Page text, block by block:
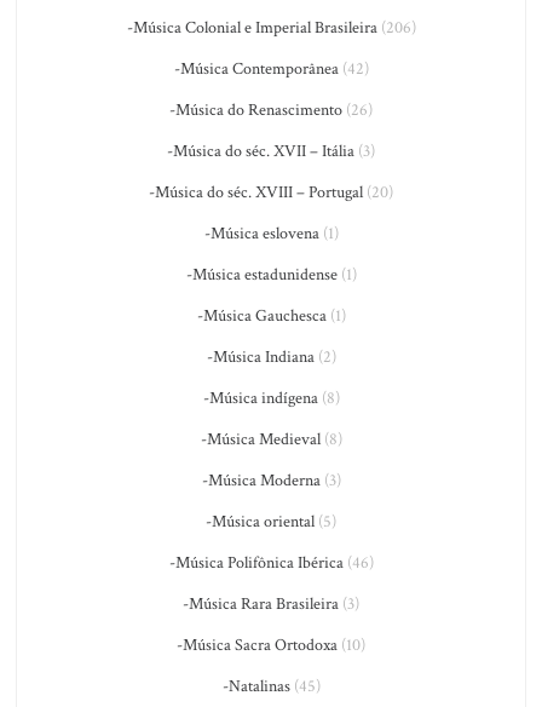
-Música Colonial e Imperial Brasileira(206)
-Música Contemporânea(42)
-Música do Renascimento (26)
-Música do séc. XVII – Itália (3)
-Música do séc. XVIII – Portugal (20)
-Música eslovena(1)
-Música estadunidense(1)
-Música Gauchesca(1)
-Música Indiana(2)
-Música indígena(8)
-Música Medieval(8)
-Música Moderna(3)
-Música oriental (5)
-Música Polifônica Ibérica(46)
-Música Rara Brasileira (3)
-Música Sacra Ortodoxa (10)
-Natalinas(45)